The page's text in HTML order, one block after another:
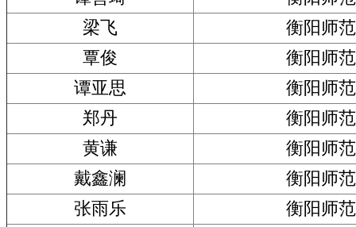
梁飞
衡阳师
覃俊
衡阳师
谭亚思
衡阳师
郑丹
衡阳师
黄谦
衡阳师
戴鑫澜
衡阳师
张雨乐
衡阳师